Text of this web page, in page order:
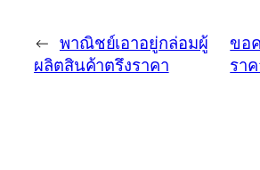
← พาณิชย์เอาอยู่กล่อมผู้
ผลิตสินค้าตรึงราคา
ขอ
รา